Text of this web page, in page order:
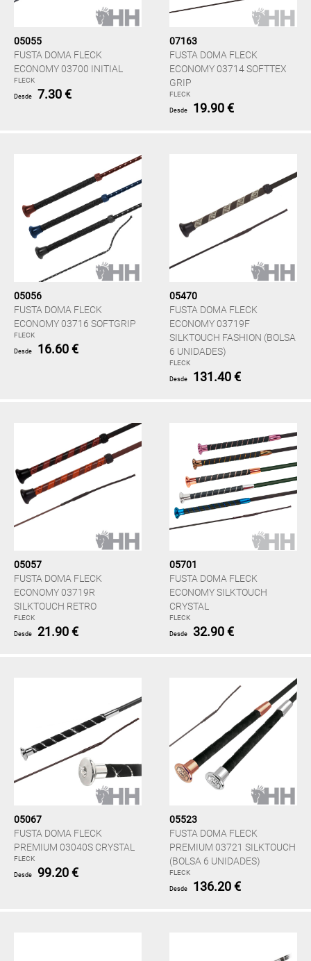
05055
FUSTA DOMA FLECK
ECONOMY 03700 INITIAL
FLECK
Desde 7.30 €
07163
FUSTA DOMA FLECK
ECONOMY 03714 SOFTTEX
GRIP
FLECK
Desde 19.90 €
05056
FUSTA DOMA FLECK
ECONOMY 03716 SOFTGRIP
FLECK
Desde 16.60 €
05470
FUSTA DOMA FLECK
ECONOMY 03719F
SILKTOUCH FASHION (BOLSA
6 UNIDADES)
FLECK
Desde 131.40 €
05057
FUSTA DOMA FLECK
ECONOMY 03719R
SILKTOUCH RETRO
FLECK
Desde 21.90 €
05701
FUSTA DOMA FLECK
ECONOMY SILKTOUCH
CRYSTAL
FLECK
Desde 32.90 €
05067
FUSTA DOMA FLECK
PREMIUM 03040S CRYSTAL
FLECK
Desde 99.20 €
05523
FUSTA DOMA FLECK
PREMIUM 03721 SILKTOUCH
(BOLSA 6 UNIDADES)
FLECK
Desde 136.20 €